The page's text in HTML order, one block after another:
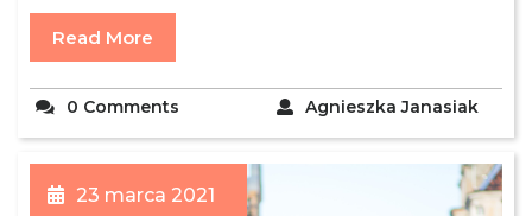
Read More
Agnieszka Janasiak
0 Comments
23 marca 2021